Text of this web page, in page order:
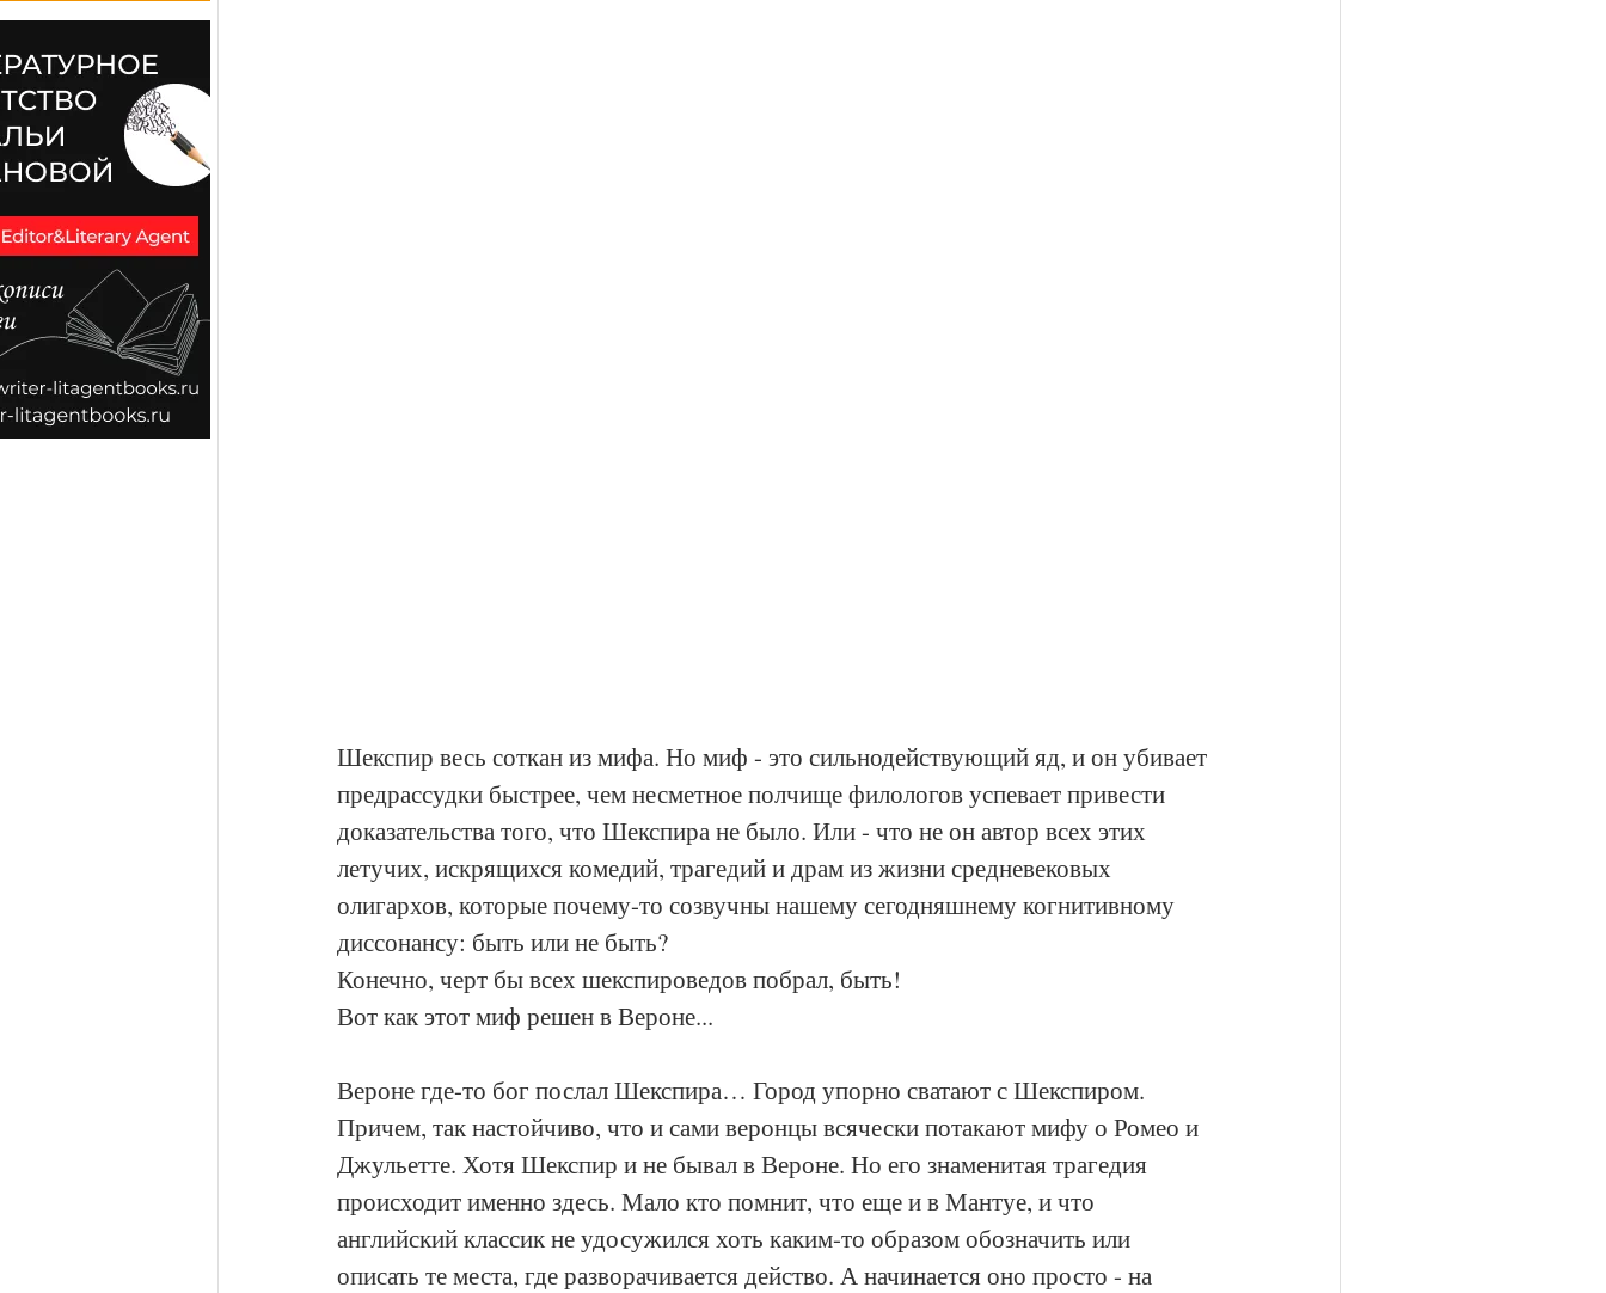
Шекспир весь соткан из мифа. Но миф - это сильнодействующий яд, и он убивает
предрассудки быстрее, чем несметное полчище филологов успевает привести
доказательства того, что Шекспира не было. Или - что не он автор всех этих
летучих, искрящихся комедий, трагедий и драм из жизни средневековых
олигархов, которые почему-то созвучны нашему сегодняшнему когнитивному
диссонансу: быть или не быть?
Конечно, черт бы всех шекспироведов побрал, быть!
Вот как этот миф решен в Вероне...
Вероне где-то бог послал Шекспира… Город упорно сватают с Шекспиром.
Причем, так настойчиво, что и сами веронцы всячески потакают мифу о Ромео и
Джульетте. Хотя Шекспир и не бывал в Вероне. Но его знаменитая трагедия
происходит именно здесь. Мало кто помнит, что еще и в Мантуе, и что
английский классик не удосужился хоть каким-то образом обозначить или
описать те места, где разворачивается действо. А начинается оно просто - на